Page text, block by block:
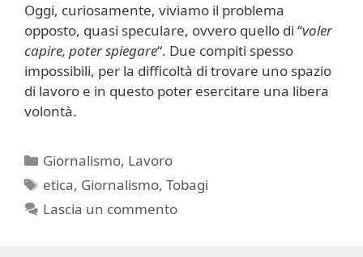
Oggi, curiosamente, viviamo il problema
opposto, quasi speculare, ovvero quello di “voler
capire, poter spiegare“. Due compiti spesso
impossibili, per la difficoltà di trovare uno spazio
di lavoro e in questo poter esercitare una libera
volontà.
Categorie
Giornalismo, Lavoro
Tag
etica, Giornalismo,Tobagi
Lascia un commento